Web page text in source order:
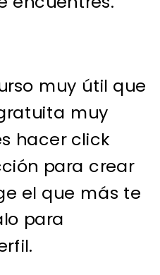
muy útil que
muy
hacer click
para crear
el que más te
para